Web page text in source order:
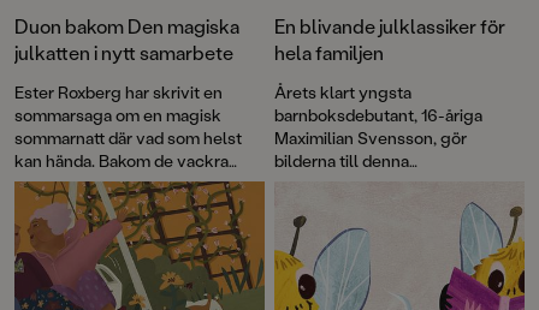
Duon bakom Den magiska
julkatten i nytt samarbete
Ester Roxberg har skrivit en
sommarsaga om en magisk
sommarnatt där vad som helst
kan hända. Bakom de vackra
akvarellerna står den
uppmärksammade konstnären
Maximilian Svensson.
En blivande julklassiker för
hela familjen
Årets klart yngsta
barnboksdebutant, 16-åriga
Maximilian Svensson, gör
bilderna till denna
författaren Ester Roxberg. Den
magiska julkatten är en påkostad
presentbok som passar perfekt
som julklapp – med
trollbindande vintermålningar.